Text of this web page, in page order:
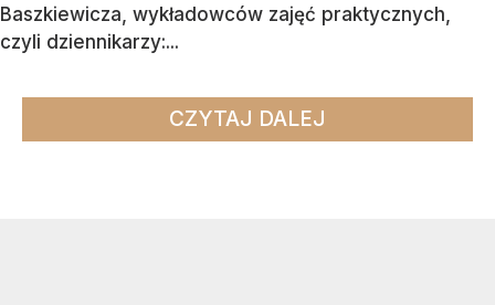
Baszkiewicza, wykładowców zajęć praktycznych,
czyli dziennikarzy:...
CZYTAJ DALEJ